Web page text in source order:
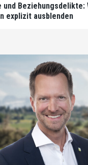
und Beziehungsdelikte:
explizit ausblenden